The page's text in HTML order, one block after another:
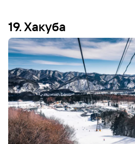
19. Хакуба